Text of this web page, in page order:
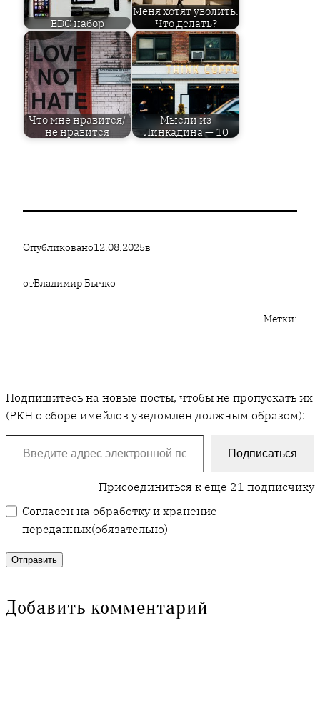
EDC набор
Меня хотят уволить.
Что делать?
Что мне нравится/
не нравится
Мысли из
Линкадина — 10
Опубликовано12.08.2025в
отВладимир Бычко
Метки:
Подпишитесь на новые посты, чтобы не пропускать их
(РКН о сборе имейлов уведомлён должным образом):
Введите адрес электронной почты…
Подписаться
Присоединиться к еще 21 подписчику
Согласен на обработку и хранение
персданных(обязательно)
Отправить
Добавить комментарий